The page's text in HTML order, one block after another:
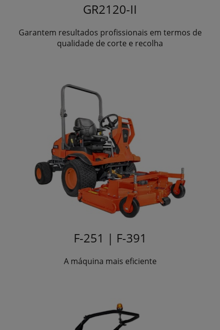
GR2120-II
Garantem resultados profissionais em termos de
qualidade de corte e recolha
F-251 | F-391
A máquina mais eficiente